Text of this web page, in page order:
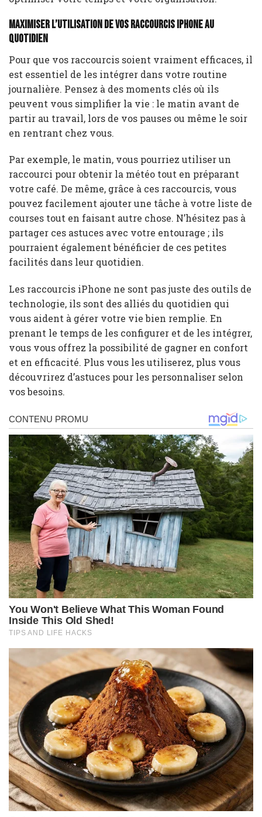
Maximiser l’utilisation de vos raccourcis iPhone au
quotidien
Pour que vos raccourcis soient vraiment efficaces, il
est essentiel de les intégrer dans votre routine
journalière. Pensez à des moments clés où ils
peuvent vous simplifier la vie : le matin avant de
partir au travail, lors de vos pauses ou même le soir
en rentrant chez vous.
Par exemple, le matin, vous pourriez utiliser un
raccourci pour obtenir la météo tout en préparant
votre café. De même, grâce à ces raccourcis, vous
pouvez facilement ajouter une tâche à votre liste de
courses tout en faisant autre chose. N’hésitez pas à
partager ces astuces avec votre entourage ; ils
pourraient également bénéficier de ces petites
facilités dans leur quotidien.
Les raccourcis iPhone ne sont pas juste des outils de
technologie, ils sont des alliés du quotidien qui
vous aident à gérer votre vie bien remplie. En
prenant le temps de les configurer et de les intégrer,
vous vous offrez la possibilité de gagner en confort
et en efficacité. Plus vous les utiliserez, plus vous
découvrirez d’astuces pour les personnaliser selon
vos besoins.